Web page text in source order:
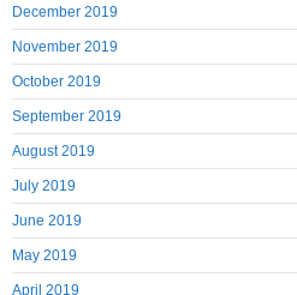
December 2019
November 2019
October 2019
September 2019
August 2019
July 2019
June 2019
May 2019
April 2019